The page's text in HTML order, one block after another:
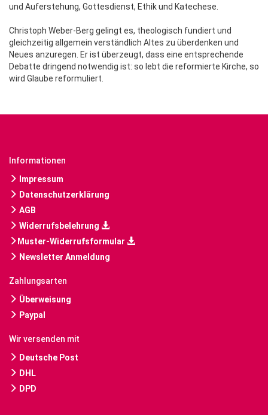
und Auferstehung, Gottesdienst, Ethik und Katechese.
Christoph Weber-Berg gelingt es, theologisch fundiert und
gleichzeitig allgemein verständlich Altes zu überdenken und
Neues anzuregen. Er ist überzeugt, dass eine entsprechende
Debatte dringend notwendig ist: so lebt die reformierte Kirche, so
wird Glaube reformuliert.
Informationen
Impressum
Datenschutzerklärung
AGB
Widerrufsbelehrung
Muster-Widerrufsformular
Newsletter Anmeldung
Zahlungsarten
Überweisung
Paypal
Wir versenden mit
Deutsche Post
DHL
DPD